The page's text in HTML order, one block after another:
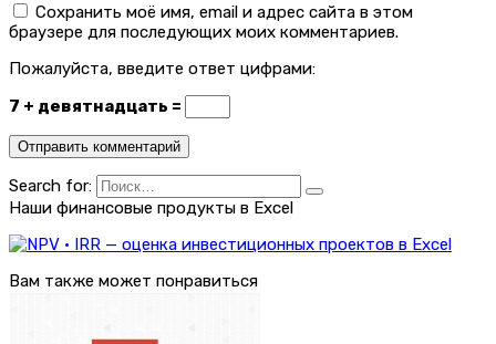
Сохранить моё имя, email и адрес сайта в этом
браузере для последующих моих комментариев.
Пожалуйста, введите ответ цифрами:
7 + девятнадцать =
Search for:
Наши финансовые продукты в Excel
Вам также может понравиться